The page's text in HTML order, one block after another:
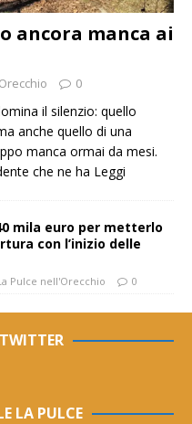
ancora manca ai
0
il silenzio: quello
anche quello di una
manca ormai da mesi.
che ne ha Leggi
mila euro per metterlo
con l’inizio delle
Pulce nell'Orecchio 0
LA PULCE